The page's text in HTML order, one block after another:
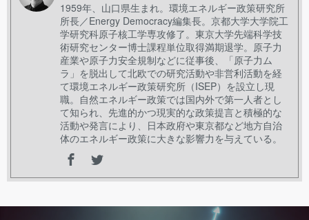
1959年、山口県生まれ。環境エネルギー政策研究所
所長／Energy Democracy編集長。京都大学大学院工
学研究科原子核工学専攻修了。東京大学先端科学技
術研究センター博士課程単位取得満期退学。原子力
産業や原子力安全規制などに従事後、「原子力ム
ラ」を脱出して北欧での研究活動や非営利活動を経
て環境エネルギー政策研究所（ISEP）を設立し現
職。自然エネルギー政策では国内外で第一人者とし
て知られ、先進的かつ現実的な政策提言と積極的な
活動や発言により、日本政府や東京都など地方自治
体のエネルギー政策に大きな影響力を与えている。